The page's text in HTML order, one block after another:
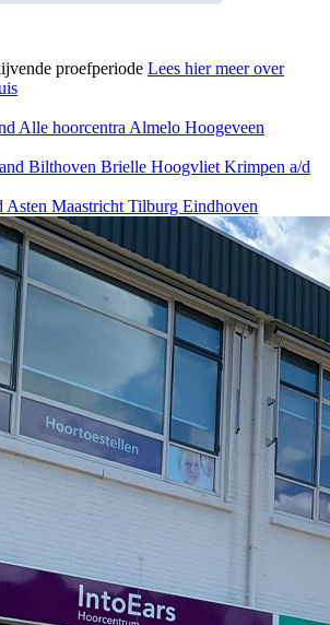
proefperiode Lees hier meer over
Alle hoorcentra Almelo Hoogeveen
Bilthoven Brielle Hoogvliet Krimpen a/d
Asten Maastricht Tilburg Eindhoven